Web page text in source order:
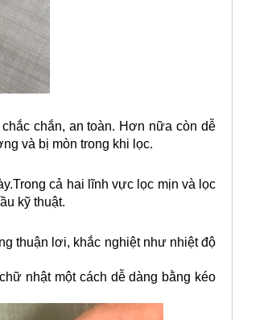
chắn, an toàn. Hơn nữa còn dễ
và bị mòn trong khi lọc.
cả hai lĩnh vực lọc mịn và lọc
kỹ thuật.
thuận lơi, khắc nghiệt như nhiệt độ
nhật một cách dễ dàng bằng kéo